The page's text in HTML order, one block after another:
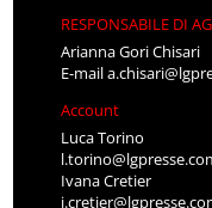
RESPONSABILE DI
Arianna Gori Chisari
E-mail
Account
Luca Torino
Ivana Cretier